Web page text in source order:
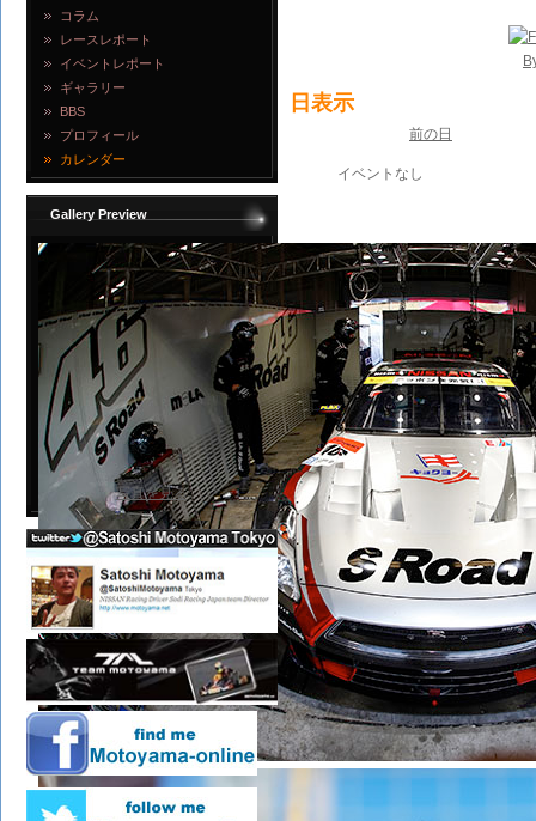
コラム
レースレポート
イベントレポート
ギャラリー
BBS
プロフィール
カレンダー
Gallery Preview
写真を見る
日表示
前の日
イベントなし